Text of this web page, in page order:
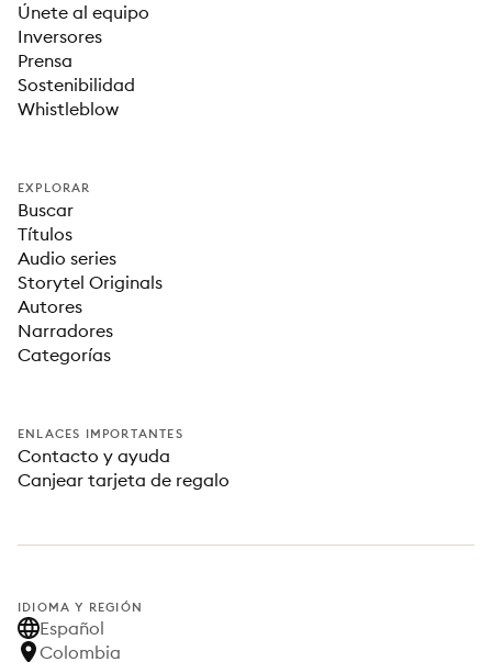
Únete al equipo
Inversores
Prensa
Sostenibilidad
Whistleblow
EXPLORAR
Buscar
Títulos
Audio series
Storytel Originals
Autores
Narradores
Categorías
ENLACES IMPORTANTES
Contacto y ayuda
Canjear tarjeta de regalo
IDIOMA Y REGIÓN
Español
Colombia